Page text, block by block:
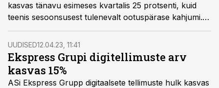
kasvas tänavu esimeses kvartalis 25 protsenti, kuid
teenis sesoonsusest tulenevalt ootuspärase kahjumi.
Grupi esimehe Mari-Liis Rüütsalu sõnul on
kasumlikkust aidanud tõsta veebireklaami ja
digitellimuste edukas müük Eestis ja Leedus ning
piletimüügiplatvormide ja digitaalsete väliekraanide
mahtude kasv.
UUDISED12.04.23, 11:41
Ekspress Grupi digitellimuste arv
kasvas 15%
ASi Ekspress Grupp digitaalsete tellimuste hulk kasvas